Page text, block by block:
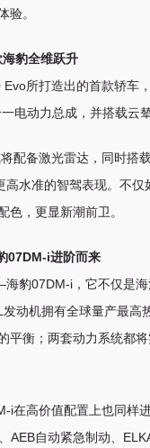
验。
豹全维跃升
所打造出的首款轿车
电动力总成，并搭载云
配备激光雷达，同时搭
高水准的智驾表现。不仅
色，更显新潮前卫。
07DM-i进阶而来
豹07DM-i，它不仅是
动机拥有全球量产最
平衡；两套动力系统都
i在高价值配置上也同样
AEB自动紧急制动、